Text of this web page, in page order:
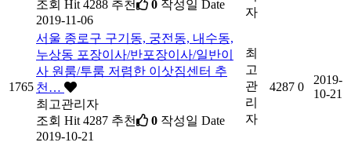
조회 Hit 4288 추천 0 작성일 Date
2019-11-06
자
1765
서울 종로구 구기동, 궁전동, 내수동,
누상동 포장이사/반포장이사/일반이
사 원룸/투룸 저렴한 이삿짐센터 추
천…
최고관리자
조회 Hit 4287 추천 0 작성일 Date
2019-10-21
최
고
관
리
자
4287 0
2019-
10-21